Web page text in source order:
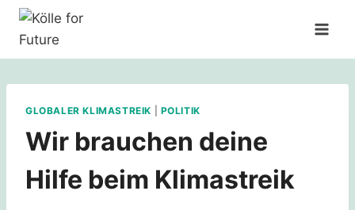
Zum
Inhalt
GLOBALER KLIMASTREIK POLITIK
Wir brauchen deine
Hilfe beim Klimastreik